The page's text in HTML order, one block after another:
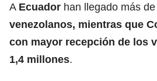
A Ecuador han llegado más de
venezolanos, mientras que
con mayor recepción de los
1,4 millones.